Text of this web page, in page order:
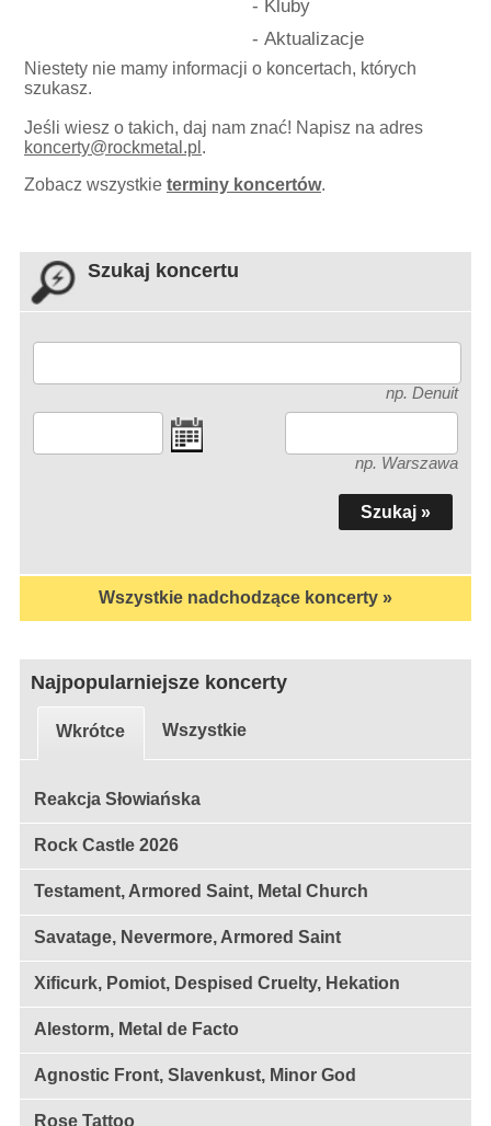
- Kluby
- Aktualizacje
Niestety nie mamy informacji o koncertach, których
szukasz.
Jeśli wiesz o takich, daj nam znać! Napisz na adres
koncerty@rockmetal.pl .
Zobacz wszystkieterminy koncertów.
Szukaj koncertu
np. Denuit
np. Warszawa
Wszystkie nadchodzące koncerty »
Najpopularniejsze koncerty
Wkrótce Wszystkie
Reakcja Słowiańska
Rock Castle 2026
Testament, Armored Saint, Metal Church
Savatage, Nevermore, Armored Saint
Xificurk, Pomiot, Despised Cruelty, Hekation
Alestorm, Metal de Facto
Agnostic Front, Slavenkust, Minor God
Rose Tattoo